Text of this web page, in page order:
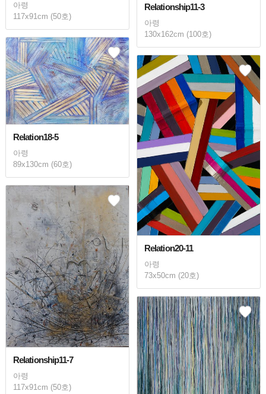
아령
117x91cm (50호)
Relationship11-3
아령
130x162cm (100호)
Relation18-5
아령
89x130cm (60호)
Relation20-11
아령
73x50cm (20호)
Relationship11-7
아령
117x91cm (50호)